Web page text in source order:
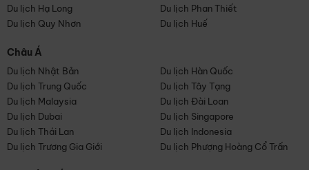
Du lịch Hạ Long
Du lịch Phan Thiết
Du lịch Quy Nhơn
Du lịch Huế
Châu Á
Du lịch Nhật Bản
Du lịch Hàn Quốc
Du lịch Trung Quốc
Du lịch Tây Tạng
Du lịch Malaysia
Du lịch Đài Loan
Du lịch Dubai
Du lịch Singapore
Du lịch Thái Lan
Du lịch Indonesia
Du lịch Trương Gia Giới
Du lịch Phượng Hoàng Cổ Trấn